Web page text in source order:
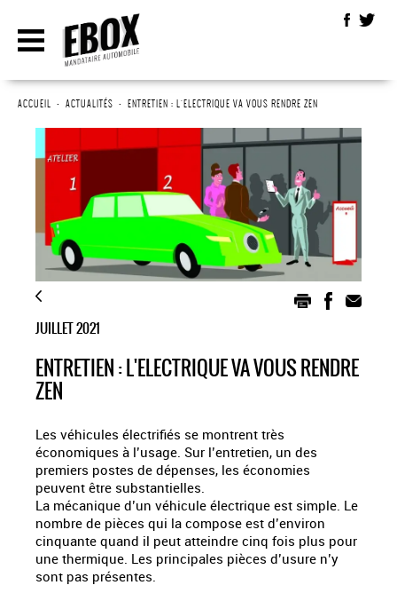
ACCUEIL • ACTUALITÉS • ENTRETIEN : L'ELECTRIQUE VA VOUS RENDRE ZEN
JUILLET 2021
ENTRETIEN : L'ELECTRIQUE VA VOUS RENDRE
ZEN
Les véhicules électrifiés se montrent très
économiques à l’usage. Sur l’entretien, un des
premiers postes de dépenses, les économies
peuvent être substantielles.
La mécanique d’un véhicule électrique est simple. Le
nombre de pièces qui la compose est d’environ
cinquante quand il peut atteindre cinq fois plus pour
une thermique. Les principales pièces d’usure n’y
sont pas présentes.